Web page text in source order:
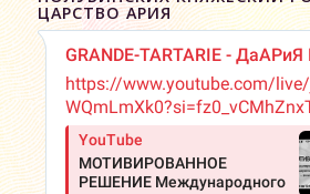
ЦАРСТВО АРИЯ